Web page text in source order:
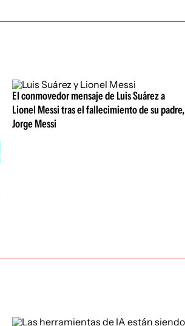
El conmovedor mensaje de Luis Suárez a
Lionel Messi tras el fallecimiento de su padre,
Jorge Messi